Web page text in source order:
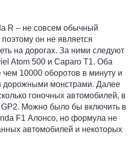
R – не совсем обычный
он не является
на дорогах. За ними следуют
Atom 500 и Caparo T1. Оба
10000 оборотов в минуту и
дорожными монстрами. Далее
гоночных автомобилей, в
GP2. Можно было бы включить в
F1 Алонсо, но формула не
автомобилей и некоторых